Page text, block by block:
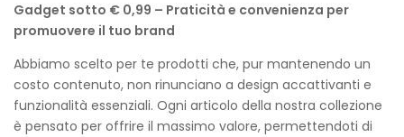
Gadget sotto € 0,99 – Praticità e convenienza per
promuovere il tuo brand
Abbiamo scelto per te prodotti che, pur mantenendo un
costo contenuto, non rinunciano a design accattivanti e
funzionalità essenziali. Ogni articolo della nostra collezione
è pensato per offrire il massimo valore, permettendoti di